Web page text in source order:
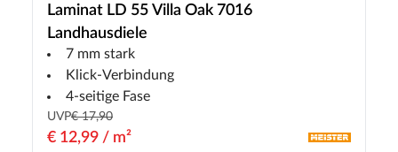
Laminat LD 55 Villa Oak 7016
Landhausdiele
7 mm stark
Klick-Verbindung
4-seitige Fase
UVP€ 17,90
€ 12,99 / m²